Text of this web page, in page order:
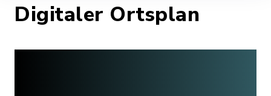
Digitaler Ortsplan